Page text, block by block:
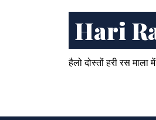
Hari
हैलो दोस्तों हरी रस